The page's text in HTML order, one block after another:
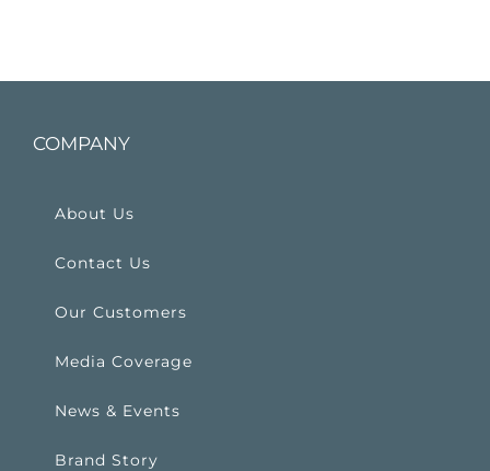
COMPANY
About Us
Contact Us
Our Customers
Media Coverage
News & Events
Brand Story